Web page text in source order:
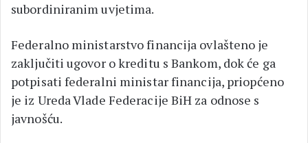
subordiniranim uvjetima.
Federalno ministarstvo financija ovlašteno je
zaključiti ugovor o kreditu s Bankom, dok će ga
potpisati federalni ministar financija, priopćeno
je iz Ureda Vlade Federacije BiH za odnose s
javnošću.